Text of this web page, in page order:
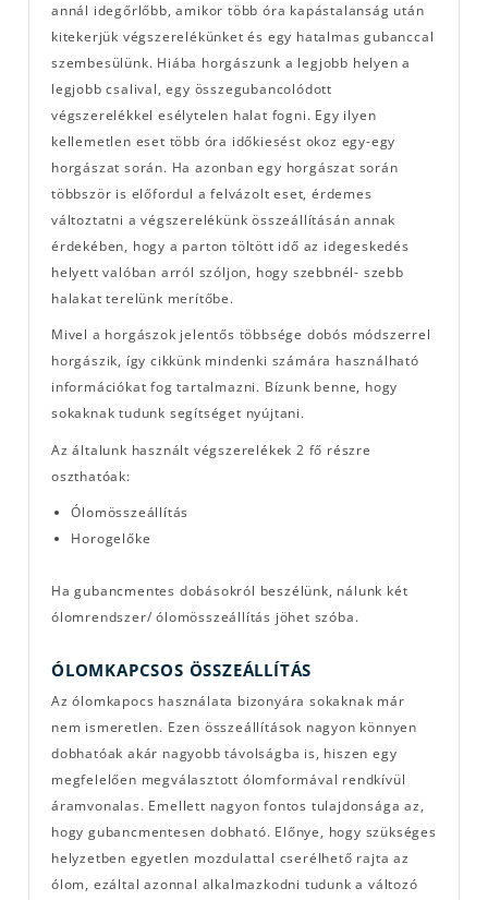
annál idegőrlőbb, amikor több óra kapástalanság után
kitekerjük végszerelékünket és egy hatalmas gubanccal
szembesülünk. Hiába horgászunk a legjobb helyen a
legjobb csalival, egy összegubancolódott
végszerelékkel esélytelen halat fogni. Egy ilyen
kellemetlen eset több óra időkiesést okoz egy-egy
horgászat során. Ha azonban egy horgászat során
többször is előfordul a felvázolt eset, érdemes
változtatni a végszerelékünk összeállításán annak
érdekében, hogy a parton töltött idő az idegeskedés
helyett valóban arról szóljon, hogy szebbnél- szebb
halakat terelünk merítőbe.
Mivel a horgászok jelentős többsége dobós módszerrel
horgászik, így cikkünk mindenki számára használható
információkat fog tartalmazni. Bízunk benne, hogy
sokaknak tudunk segítséget nyújtani.
Az általunk használt végszerelékek 2 fő részre
oszthatóak:
Ólomösszeállítás
Horogelőke
Ha gubancmentes dobásokról beszélünk, nálunk két
ólomrendszer/ ólomösszeállítás jöhet szóba.
ÓLOMKAPCSOS ÖSSZEÁLLÍTÁS
Az ólomkapocs használata bizonyára sokaknak már
nem ismeretlen. Ezen összeállítások nagyon könnyen
dobhatóak akár nagyobb távolságba is, hiszen egy
megfelelően megválasztott ólomformával rendkívül
áramvonalas. Emellett nagyon fontos tulajdonsága az,
hogy gubancmentesen dobható. Előnye, hogy szükséges
helyzetben egyetlen mozdulattal cserélhető rajta az
ólom, ezáltal azonnal alkalmazkodni tudunk a változó